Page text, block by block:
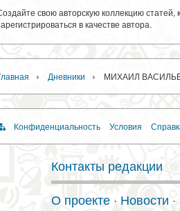
свою авторскую коллекцию
в качестве автора.
› Дневники › МИХАИЛ
Конфиденциальность Условия
Контакты редакции
О проекте · Новости ·